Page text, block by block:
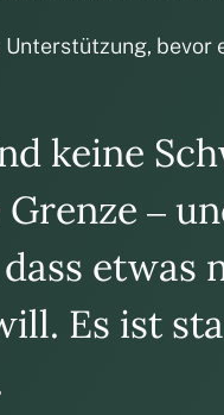
Unterstützung, bevor
keine
–
etwas
Es ist